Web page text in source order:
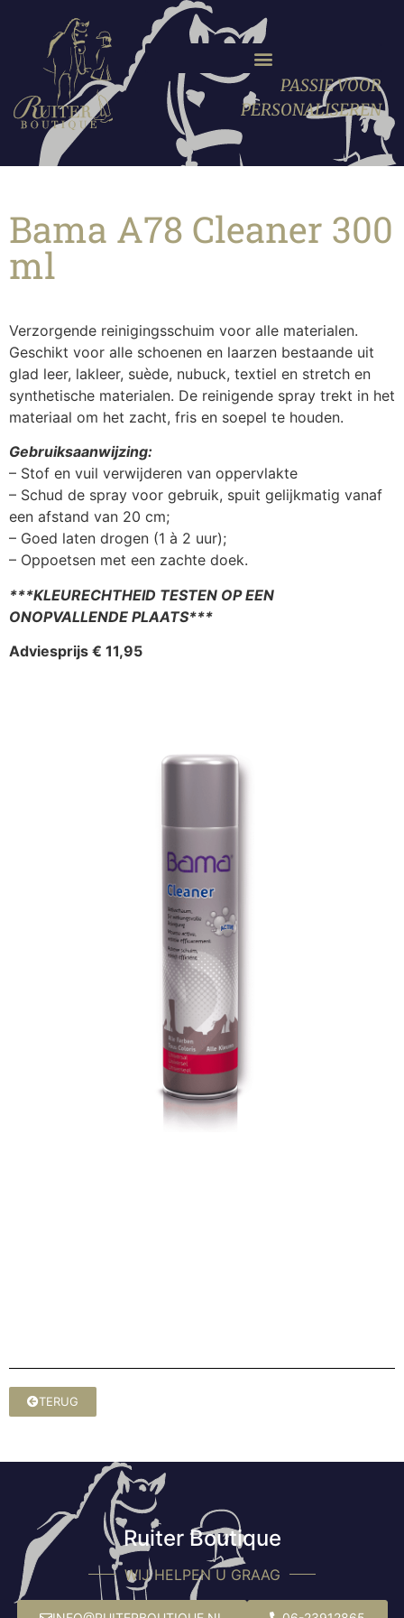
PASSIE VOOR
PERSONALISEREN
Bama A78 Cleaner 300
ml
Verzorgende reinigingsschuim voor alle materialen.
Geschikt voor alle schoenen en laarzen bestaande uit
glad leer, lakleer, suède, nubuck, textiel en stretch en
synthetische materialen. De reinigende spray trekt in het
materiaal om het zacht, fris en soepel te houden.
Gebruiksaanwijzing:
– Stof en vuil verwijderen van oppervlakte
– Schud de spray voor gebruik, spuit gelijkmatig vanaf
een afstand van 20 cm;
– Goed laten drogen (1 à 2 uur);
– Oppoetsen met een zachte doek.
***KLEURECHTHEID TESTEN OP EEN
ONOPVALLENDE PLAATS***
Adviesprijs € 11,95
TERUG
Ruiter Boutique
WIJ HELPEN U GRAAG